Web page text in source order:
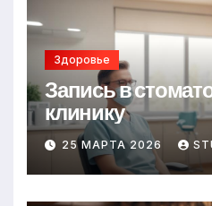
Здоровье
Запись в
клинику
25 МАРТА 2026